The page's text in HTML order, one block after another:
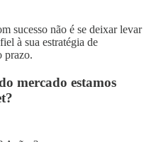
sucesso não é se deixar levar
à sua estratégia de
prazo.
mercado estamos